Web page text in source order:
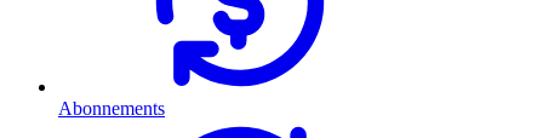
Abonnements